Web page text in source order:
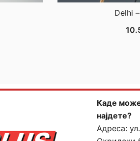
Delhi
Каде
најдете?
Адреса: